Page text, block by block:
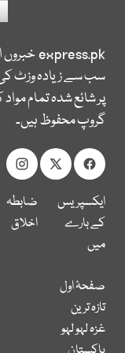
express.pkخبروں
سب سے زیادہ وزٹ
پر شائع شدہ تمام
گروپ محفوظ ہیں۔
ایکسپریس
کے بارے
میں
ضابطہ
اخلاق
صفحۂ اول
تازہ ترین
غزہ لہو لہو